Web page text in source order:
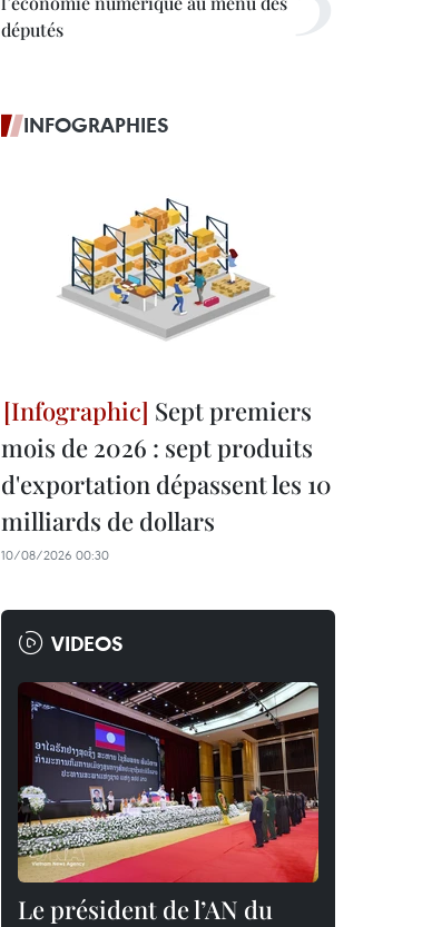
députés
INFOGRAPHIES
Sept premiers
mois de 2026 : sept produits
d'exportation dépassent les 10
milliards de dollars
10/08/2026 00:30
VIDEOS
Le président de l’AN du